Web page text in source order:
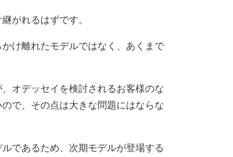
がれるはずです。
け離れたモデルではなく、あくまで
オデッセイを検討されるお客様のな
で、その点は大きな問題にはならな
であるため、次期モデルが登場する